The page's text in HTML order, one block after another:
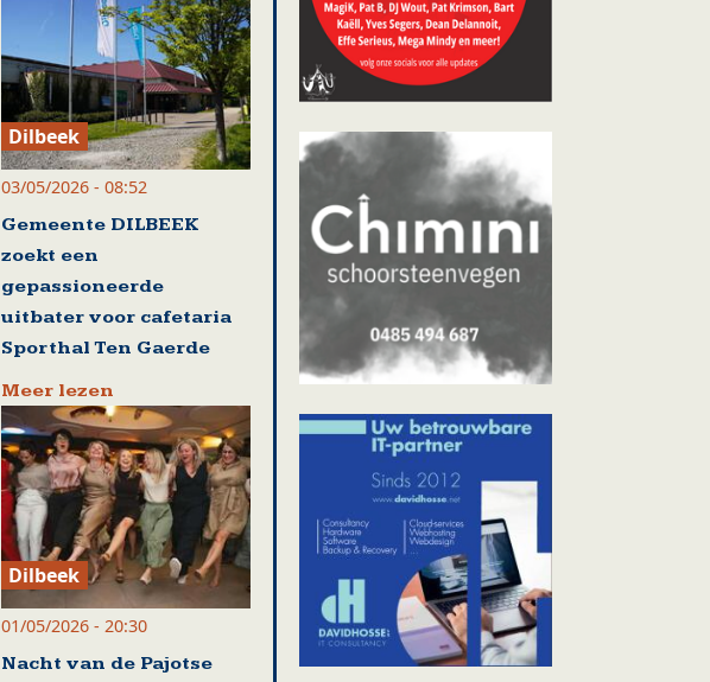
Dilbeek
03/05/2026 - 08:52
Gemeente DILBEEK
zoekt een
gepassioneerde
uitbater voor cafetaria
Sporthal Ten Gaerde
Meer lezen
Dilbeek
01/05/2026 - 20:30
Nacht van de Pajotse